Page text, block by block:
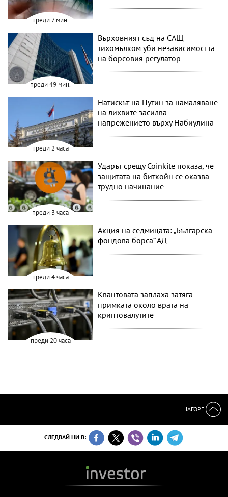
преди 7 мин.
преди 49 мин.
Върховният съд на САЩ
тихомълком уби независимостта
на борсовия регулатор
преди 2 часа
Натискът на Путин за намаляване
на лихвите засилва
напрежението върху Набиулина
преди 3 часа
Ударът срещу Coinkite показа, че
защитата на биткойн се оказва
трудно начинание
преди 4 часа
Акция на седмицата: „Българска
фондова борса“ АД
преди 20 часа
Квантовата заплаха затяга
примката около врата на
криптовалутите
НАГОРЕ
СЛЕДВАЙ НИ В: